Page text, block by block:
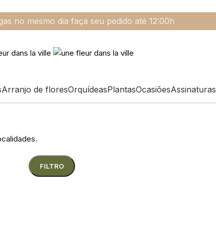
no mesmo dia faça seu pedido até 12:00h
Arranjo de floresOrquídeasPlantasOcasiõesAssinaturas
FILTRO